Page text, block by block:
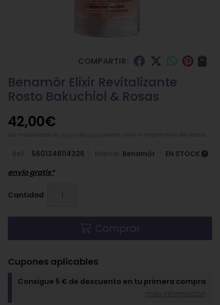
COMPARTIR:
Benamôr Elixir Revitalizante
Rosto Bakuchiol & Rosas
42,00€
pueden variar el importe final del pedido.
5601348114326 Benamôr
EN STOCK
envío gratis*
Cantidad
Comprar
Cupones aplicables
Consigue 5 € de descuento en tu primera compra
más información